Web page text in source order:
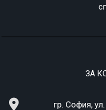
ЗА
гр. София,